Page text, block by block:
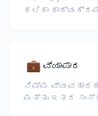
ಕಲಿಕಾ
💼 ವ್ಯಾಪಾರ
ನಿಮ್ಮ
ಮತ್ತು ಇತರ